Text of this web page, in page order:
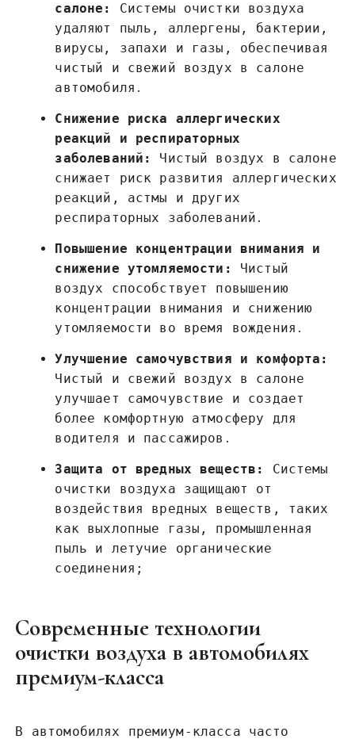
салоне:
Системы очистки воздуха
удаляют пыль, аллергены, бактерии,
вирусы, запахи и газы, обеспечивая
чистый и свежий воздух в салоне
автомобиля․
Снижение риска аллергических
реакций и респираторных
заболеваний:
Чистый воздух в салоне
снижает риск развития аллергических
реакций, астмы и других
респираторных заболеваний․
Повышение концентрации внимания и
снижение утомляемости:
Чистый
воздух способствует повышению
концентрации внимания и снижению
утомляемости во время вождения․
Улучшение самочувствия и комфорта:
Чистый и свежий воздух в салоне
улучшает самочувствие и создает
более комфортную атмосферу для
водителя и пассажиров․
Защита от вредных веществ:
Системы
очистки воздуха защищают от
воздействия вредных веществ, таких
как выхлопные газы, промышленная
пыль и летучие органические
соединения;
Современные технологии
очистки воздуха в автомобилях
премиум-класса
В автомобилях премиум-класса часто